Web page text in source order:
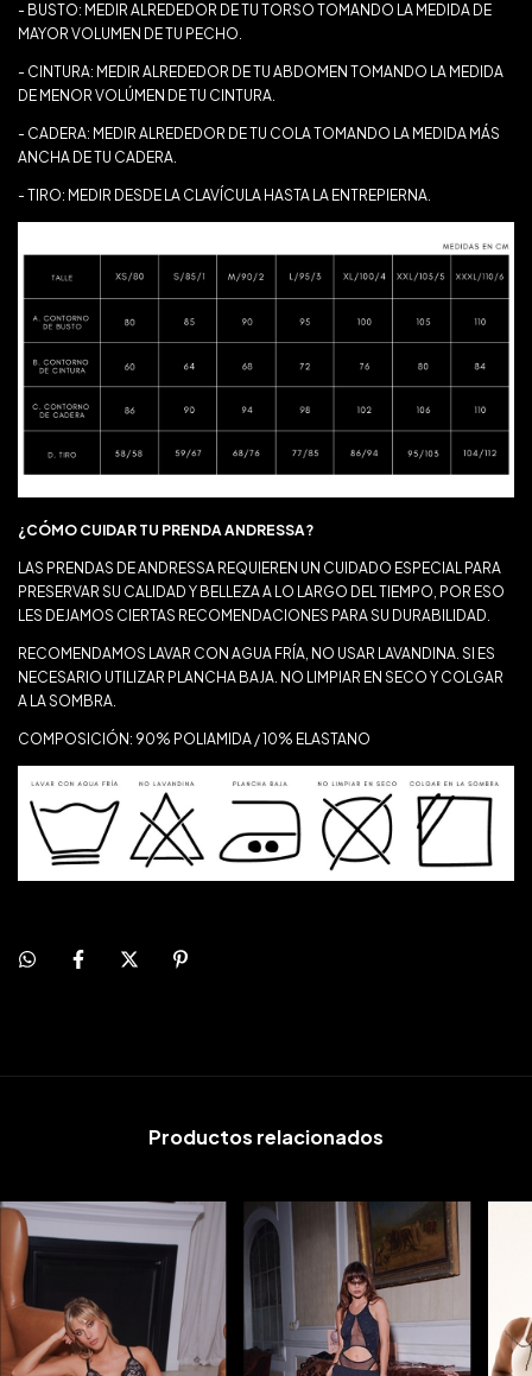
- BUSTO: MEDIR ALREDEDOR DE TU TORSO TOMANDO LA MEDIDA DE
MAYOR VOLUMEN DE TU PECHO.
- CINTURA: MEDIR ALREDEDOR DE TU ABDOMEN TOMANDO LA MEDIDA
DE MENOR VOLÚMEN DE TU CINTURA.
- CADERA: MEDIR ALREDEDOR DE TU COLA TOMANDO LA MEDIDA MÁS
ANCHA DE TU CADERA.
- TIRO: MEDIR DESDE LA CLAVÍCULA HASTA LA ENTREPIERNA.
¿CÓMO CUIDAR TU PRENDA ANDRESSA?
LAS PRENDAS DE ANDRESSA REQUIEREN UN CUIDADO ESPECIAL PARA
PRESERVAR SU CALIDAD Y BELLEZA A LO LARGO DEL TIEMPO, POR ESO
LES DEJAMOS CIERTAS RECOMENDACIONES PARA SU DURABILIDAD.
RECOMENDAMOS LAVAR CON AGUA FRÍA, NO USAR LAVANDINA. SI ES
NECESARIO UTILIZAR PLANCHA BAJA. NO LIMPIAR EN SECO Y COLGAR
A LA SOMBRA.
COMPOSICIÓN: 90% POLIAMIDA / 10% ELASTANO
Productos relacionados